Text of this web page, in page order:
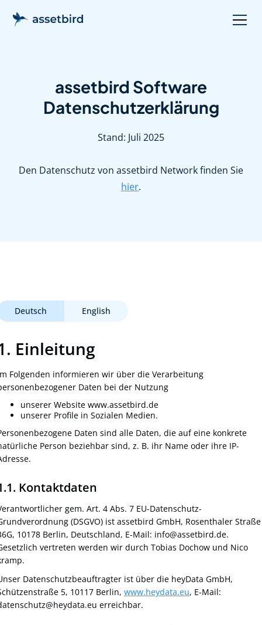
assetbird Software
Datenschutzerklärung
Stand: Juli 2025
Den Datenschutz von assetbird Network finden Sie
hier.
Deutsch English
Einleitung
Folgenden informieren wir über die Verarbeitung
Daten bei der Nutzung
unserer Website www.assetbird.de
unserer Profile in Sozialen Medien.
Daten sind alle Daten, die auf eine konkrete
Person beziehbar sind, z. B. ihr Name oder ihre IP-
Kontaktdaten
gem. Art. 4 Abs. 7 EU-Datenschutz-
(DSGVO) ist assetbird GmbH, Rosenthaler Straße
10178 Berlin, Deutschland, E-Mail: info@assetbird.de.
vertreten werden wir durch Tobias Dochow und Nico
Datenschutzbeauftragter ist über die heyData GmbH,
5, 10117 Berlin, www.heydata.eu, E-Mail:
erreichbar.